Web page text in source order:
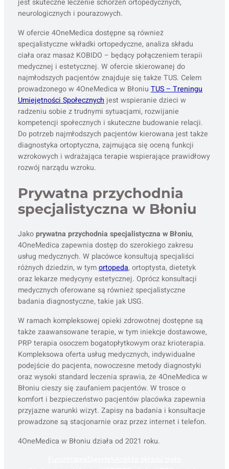
jest skuteczne leczenie schorzeń ortopedycznych,
neurologicznych i pourazowych.
W ofercie 4OneMedica dostępne są również
specjalistyczne wkładki ortopedyczne, analiza składu
ciała oraz masaż KOBIDO – będący połączeniem terapii
medycznej i estetycznej. W ofercie skierowanej do
najmłodszych pacjentów znajduje się także TUS. Celem
prowadzonego w 4OneMedica w BłoniuTUS – Treningu
Umiejętności Społecznychjest wspieranie dzieci w
radzeniu sobie z trudnymi sytuacjami, rozwijanie
kompetencji społecznych i skuteczne budowanie relacji.
Do potrzeb najmłodszych pacjentów kierowana jest także
diagnostyka ortoptyczna, zajmująca się oceną funkcji
wzrokowych i wdrażająca terapie wspierające prawidłowy
rozwój narządu wzroku.
Prywatna przychodnia
specjalistyczna w Błoniu
Jakoprywatna przychodnia specjalistyczna w Błoniu,
4OneMedica zapewnia dostęp do szerokiego zakresu
usług medycznych. W placówce konsultują specjaliści
różnych dziedzin, w tymortopeda, ortoptysta, dietetyk
oraz lekarze medycyny estetycznej. Oprócz konsultacji
medycznych oferowane są również specjalistyczne
badania diagnostyczne, takie jak USG.
W ramach kompleksowej opieki zdrowotnej dostępne są
także zaawansowane terapie, w tym iniekcje dostawowe,
PRP terapia osoczem bogatopłytkowym oraz krioterapia.
Kompleksowa oferta usług medycznych, indywidualne
podejście do pacjenta, nowoczesne metody diagnostyki
oraz wysoki standard leczenia sprawia, że 4OneMedica w
Błoniu cieszy się zaufaniem pacjentów. W trosce o
komfort i bezpieczeństwo pacjentów placówka zapewnia
przyjazne warunki wizyt. Zapisy na badania i konsultacje
prowadzone są stacjonarnie oraz przez internet i telefon.
4OneMedica w Błoniu działa od 2021 roku.